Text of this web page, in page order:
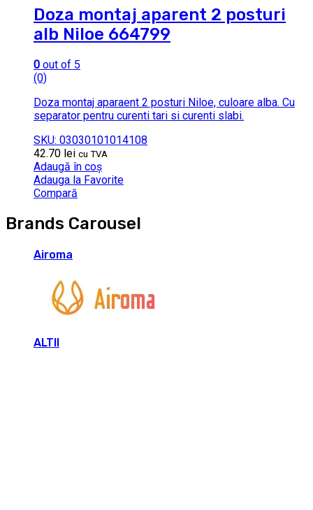
Doza montaj aparent 2 posturi
alb Niloe 664799
0 out of 5
(0)
Doza montaj aparaent 2 posturi Niloe, culoare alba. Cu
separator pentru curenti tari si curenti slabi.
SKU: 03030101014108
42.70 lei cu TVA
Adaugă în coș
Adauga la Favorite
Compară
Brands Carousel
Airoma
ALTII